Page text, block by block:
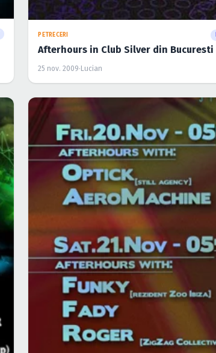
PETRECERI
Afterhours in Club Silver din Bucuresti
25 nov. 2009·Lucian